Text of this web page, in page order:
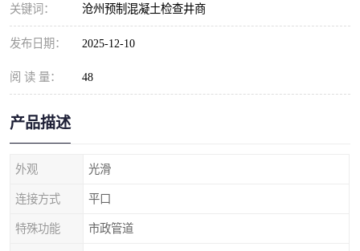
关键词： 沧州预制混凝土检查井商
发布日期： 2025-12-10
阅 读 量： 48
产品描述
外观 光滑
连接方式 平口
特殊功能 市政管道